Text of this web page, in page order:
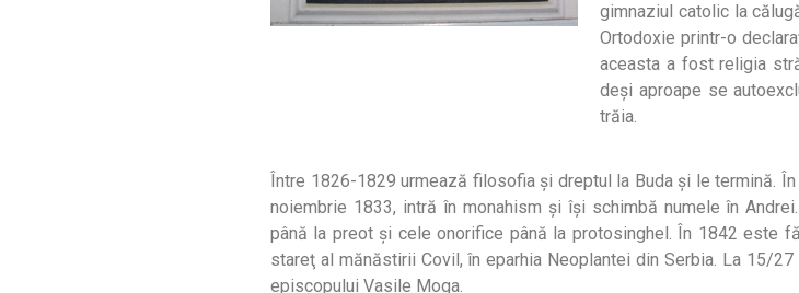
gimnaziul catolic la
Ortodoxie printr-o
aceasta a fost religia
deşi aproape se
trăia.
Între 1826-1829 urmează filosofia şi dreptul la Buda şi le termină.
noiembrie 1833, intră în monahism şi îşi schimbă numele în
până la preot şi cele onorifice până la protosinghel. În 1842 este
stareţ al mănăstirii Covil, în eparhia Neoplantei din Serbia. La 15/
episcopului Vasile Moga.